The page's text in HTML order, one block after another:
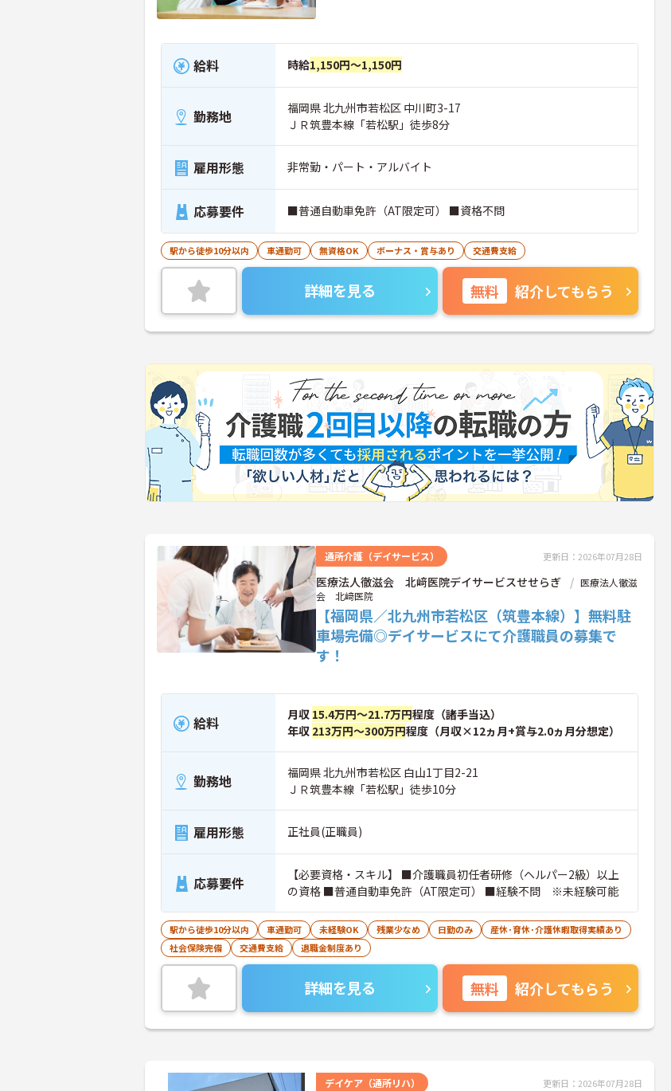
給料 時給1,150円～1,150円
勤務地
福岡県 北九州市若松区 中川町3-17
ＪＲ筑豊本線「若松駅」徒歩8分
雇用形態 非常勤・パート・アルバイト
応募要件 ■普通自動車免許（AT限定可） ■資格不問
駅から徒歩10分以内 車通勤可 無資格OK ボーナス・賞与あり 交通費支給
詳細を見る 無料 紹介してもらう
通所介護（デイサービス） 更新日：2026年07月28日
医療法人徹滋会 北﨑医院デイサービスせせらぎ
医療法人徹滋
会 北﨑医院
【福岡県／北九州市若松区（筑豊本線）】無料駐
車場完備◎デイサービスにて介護職員の募集で
す！
給料 月収 15.4万円～21.7万円程度（諸手当込）
年収 213万円～300万円程度（月収×12ヵ月+賞与2.0ヵ月分想定）
勤務地
福岡県 北九州市若松区 白山1丁目2-21
ＪＲ筑豊本線「若松駅」徒歩10分
雇用形態 正社員(正職員)
応募要件
【必要資格・スキル】 ■介護職員初任者研修（ヘルパー2級）以上
の資格 ■普通自動車免許（AT限定可） ■経験不問 ※未経験可能
駅から徒歩10分以内 車通勤可 未経験OK 残業少なめ 日勤のみ
産休･育休･介護休暇取得実績あり
社会保険完備
交通費支給 退職金制度あり
詳細を見る 無料 紹介してもらう
デイケア（通所リハ） 更新日：2026年07月28日